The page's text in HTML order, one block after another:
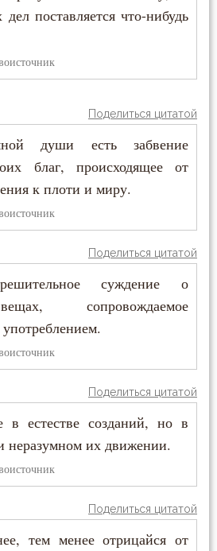
поставляется что-нибудь
Поделиться цитатой
души есть забвение
благ, происходящее от
к плоти и миру.
Поделиться цитатой
суждение о
сопровождаемое
Поделиться цитатой
в естестве созданий, но в
неразумном их движении.
Поделиться цитатой
тем менее отрицайся от